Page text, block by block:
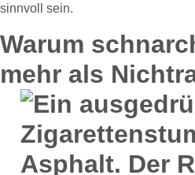
sinnvoll sein.
Warum
mehr als